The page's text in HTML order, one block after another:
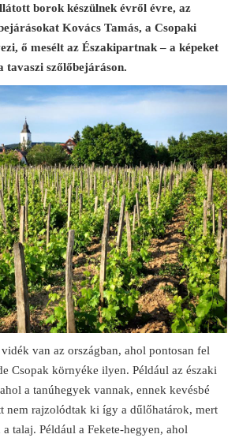
borok készülnek évről évre, az
Kovács Tamás, a Csopaki
ő mesélt az Északipartnak – a képeket
tavaszi szőlőbejáráson.
van az országban, ahol pontosan fel
Csopak környéke ilyen. Például az északi
a tanúhegyek vannak, ennek kevésbé
nem rajzolódtak ki így a dűlőhatárok, mert
talaj. Például a Fekete-hegyen, ahol